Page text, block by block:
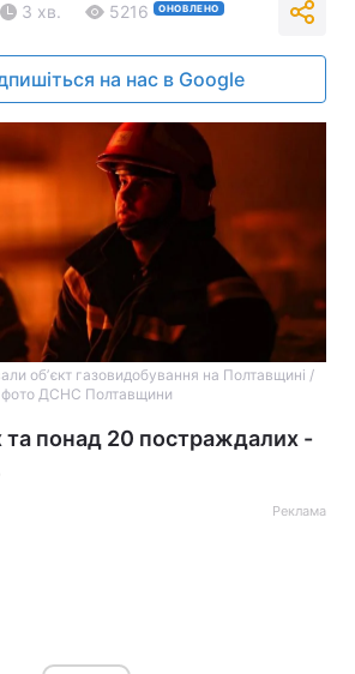
3 хв. 5216 ОНОВЛЕНО
на нас в Google
обʼєкт газовидобування на Полтавщині /
фото ДСНС Полтавщини
та понад 20 постраждалих -
Реклама